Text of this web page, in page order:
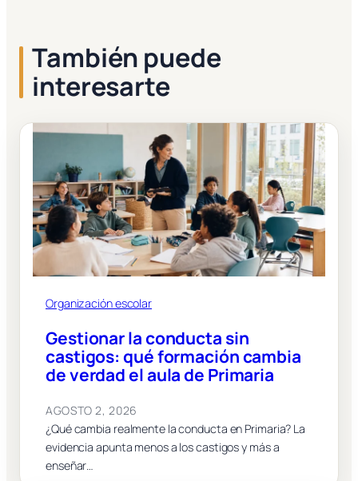
También puede
interesarte
Organización escolar
Gestionar la conducta sin
castigos: qué formación cambia
de verdad el aula de Primaria
AGOSTO 2, 2026
¿Qué cambia realmente la conducta en Primaria? La
evidencia apunta menos a los castigos y más a
enseñar…